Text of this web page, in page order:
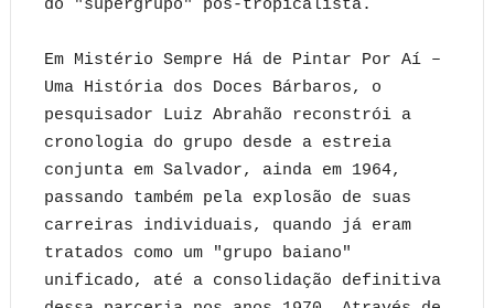
do "supergrupo" pós-tropicalista.
Em Mistério Sempre Há de Pintar Por Aí –
Uma História dos Doces Bárbaros, o
pesquisador Luiz Abrahão reconstrói a
cronologia do grupo desde a estreia
conjunta em Salvador, ainda em 1964,
passando também pela explosão de suas
carreiras individuais, quando já eram
tratados como um "grupo baiano"
unificado, até a consolidação definitiva